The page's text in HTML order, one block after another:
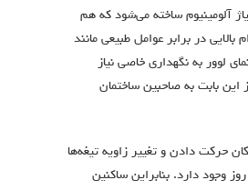
آلومینیوم ساخته می‌شود که هم
در برابر عوامل طبیعی مانند
لوور به نگهداری خاصی نیاز
این بابت به صاحبین ساختمان
حرکت دادن و تغییر زاویه تیغه‌ها
وجود دارد. بنابراین ساکنین